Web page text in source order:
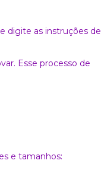
digite as instruções de
Esse processo de
e tamanhos: